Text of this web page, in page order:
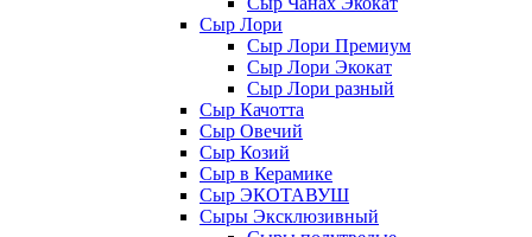
Сыр Лори
Сыр Лори Премиум
Сыр Лори Экокат
Сыр Лори разный
Сыр Качотта
Сыр Овечий
Сыр Козий
Сыр в Керамике
Сыр ЭКОТАВУШ
Сыры Эксклюзивный